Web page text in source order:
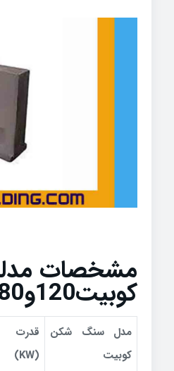
مشخصات
کوبیت120و180
مدل سنگ شکن
کوبیت
قدرت
(
KW
)